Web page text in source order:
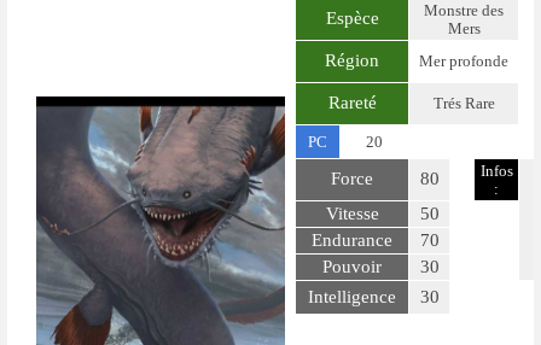
Espèce
Monstre des
Mers
Région Mer profonde
Rareté Trés Rare
PC 20
Force 80
Infos
:
Vitesse
50
Endurance
70
Pouvoir
30
Intelligence
30